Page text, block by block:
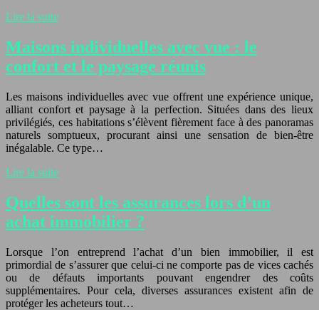
Lire la suite
Maisons individuelles avec vue : le
confort et le paysage réunis
Les maisons individuelles avec vue offrent une expérience unique,
alliant confort et paysage à la perfection. Situées dans des lieux
privilégiés, ces habitations s’élèvent fièrement face à des panoramas
naturels somptueux, procurant ainsi une sensation de bien-être
inégalable. Ce type…
Lire la suite
Quelles sont les assurances lors d’un
achat immobilier ?
Lorsque l’on entreprend l’achat d’un bien immobilier, il est
primordial de s’assurer que celui-ci ne comporte pas de vices cachés
ou de défauts importants pouvant engendrer des coûts
supplémentaires. Pour cela, diverses assurances existent afin de
protéger les acheteurs tout…